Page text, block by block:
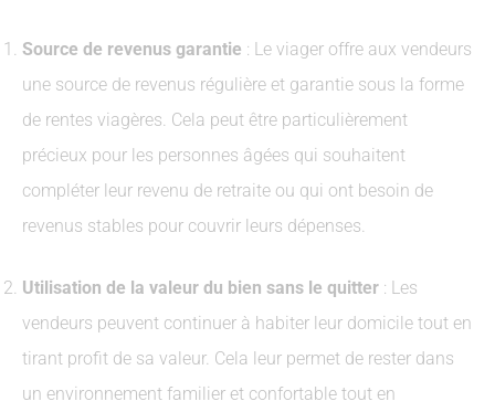
Source de revenus garantie : Le viager offre aux vendeurs
une source de revenus régulière et garantie sous la forme
de rentes viagères. Cela peut être particulièrement
précieux pour les personnes âgées qui souhaitent
compléter leur revenu de retraite ou qui ont besoin de
revenus stables pour couvrir leurs dépenses.
Utilisation de la valeur du bien sans le quitter : Les
vendeurs peuvent continuer à habiter leur domicile tout en
tirant profit de sa valeur. Cela leur permet de rester dans
un environnement familier et confortable tout en